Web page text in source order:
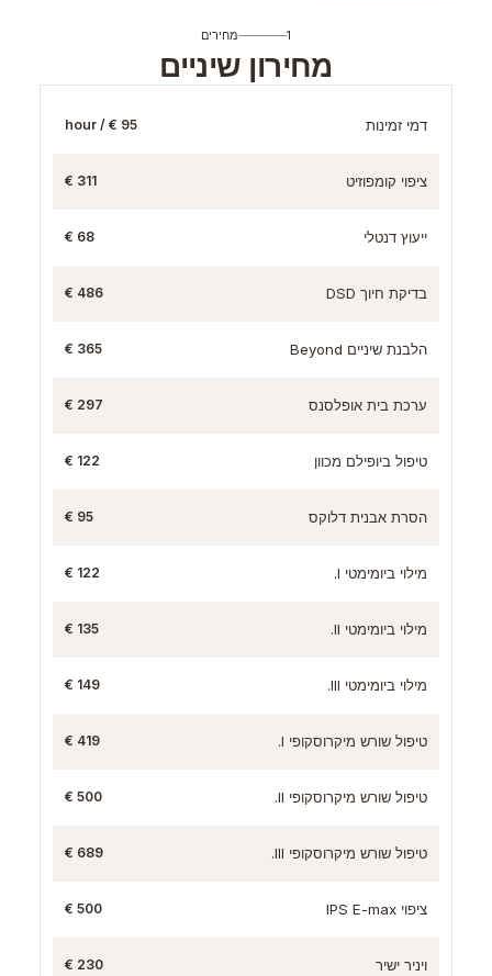
1 מחירים
מחירון שיניים
דמי זמינות 95 € / hour
ציפוי קומפוזיט 311 €
ייעוץ דנטלי 68 €
בדיקת חיוך DSD 486 €
הלבנת שיניים Beyond 365 €
ערכת בית אופלסנס 297 €
טיפול ביופילם מכוון 122 €
הסרת אבנית דלוקס 95 €
מילוי ביומימטי I. 122 €
מילוי ביומימטי II. 135 €
מילוי ביומימטי III. 149 €
טיפול שורש מיקרוסקופי I. 419 €
טיפול שורש מיקרוסקופי II. 500 €
טיפול שורש מיקרוסקופי III. 689 €
ציפוי IPS E-max 500 €
ויניר ישיר 230 €